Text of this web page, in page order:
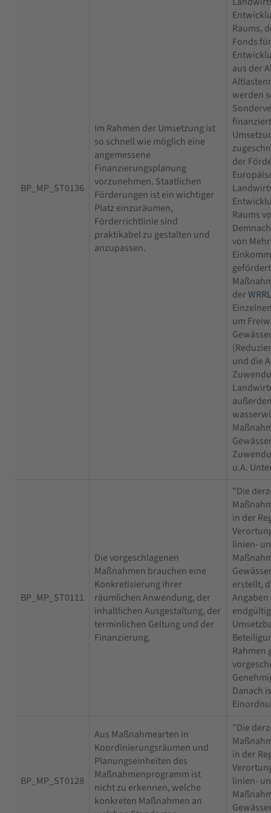
BP_MP_ST0136
Im Rahmen der Umsetzung ist
so schnell wie möglich eine
angemessene
Finanzierungsplanung
vorzunehmen. Staatlichen
Förderungen ist ein wichtiger
Platz einzuräumen,
Förderrichtlinie sind
praktikabel zu gestalten und
anzupassen.
Raums,
Fonds
aus der
werden
der
Raums
von
derWRRL
um
und die
u.A.
BP_MP_ST0111
Die vorgeschlagenen
Maßnahmen brauchen eine
Konkretisierung ihrer
räumlichen Anwendung, der
inhaltlichen Ausgestaltung, der
terminlichen Geltung und der
Finanzierung.
"Die
in der
linien-
erstellt,
Rahmen
Danach
BP_MP_ST0128
Aus Maßnahmearten in
Koordinierungsräumen und
Planungseinheiten des
Maßnahmenprogramm ist
nicht zu erkennen, welche
konkreten Maßnahmen an
"Die
in der
linien-